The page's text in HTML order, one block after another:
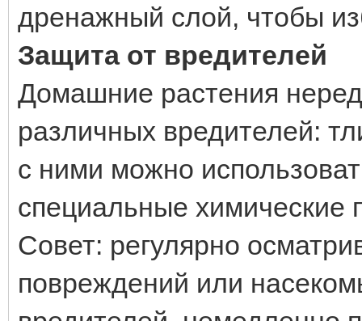
дренажный слой, чтобы
Защита от вредителей
Домашние растения
различных вредителей:
с ними можно
специальные химические
Совет: регулярно
повреждений или